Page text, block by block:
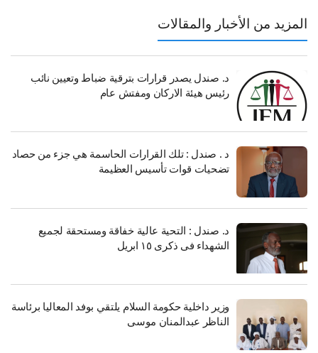
أفاد مواطنون أن المعارك التي وُصفت بـ”العنيفة”
القصف المدفعي الكثيف مستهدفاً أماكن تمركزات
الموضوع:
فيس بوك
من الأخبار والمقالات
د. صندل يصدر قرارات بترقية ضباط وتعيين نائب
رئيس هيئة الاركان ومفتش عام
د . صندل : تلك القرارات الحاسمة هي جزء من حصاد
تضحيات قوات تأسيس العظيمة
د. صندل : التحية عالية خفاقة ومستحقة لجميع
الشهداء فى ذكرى ١٥ ابريل
وزير داخلية حكومة السلام يلتقي بوفد المعاليا برئاسة
الناظر عبدالمنان موسى